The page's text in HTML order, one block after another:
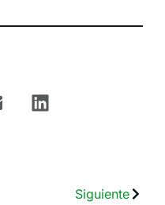
Siguiente